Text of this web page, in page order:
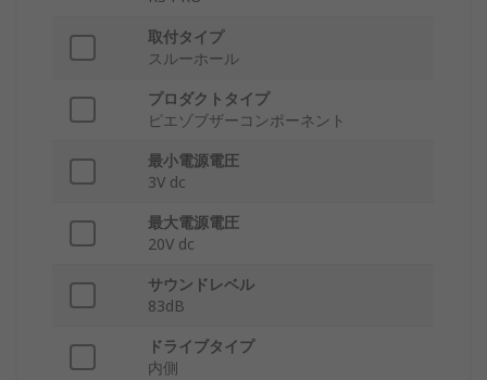
取付タイプ
スルーホール
プロダクトタイプ
ピエゾブザーコンポーネント
最小電源電圧
3V dc
最大電源電圧
20V dc
サウンドレベル
83dB
ドライブタイプ
内側